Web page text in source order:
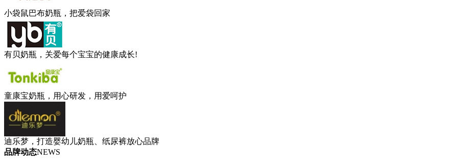
小袋鼠巴布奶瓶，把爱袋回家
有贝奶瓶，关爱每个宝宝的健康成长!
童康宝奶瓶，用心研发，用爱呵护
迪乐梦，打造婴幼儿奶瓶、纸尿裤放心品牌
品牌动态NEWS